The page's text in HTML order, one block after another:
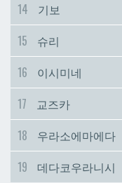
14
기보
15
슈리
16
이시미네
17
교즈카
18
우라소에마에다
19
데다코우라니시